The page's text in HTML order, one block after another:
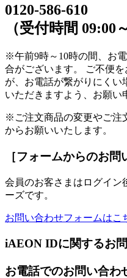
0120-586-610
（受付時間 09:00
※午前9時～10時の間、お
合がございます。 ご不便
が、お電話が繋がりにくい
いただきますよう、お願い
※ご注文商品の変更やご注
からお願いいたします。
［フォームからのお問
会員のお客さまはログイン
ーズです。
お問い合わせフォームはこ
iAEON IDに関するお
お電話でのお問い合わ